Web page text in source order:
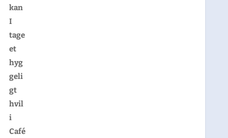
kan
I
tage
et
hyg
geli
gt
hvil
i
Café